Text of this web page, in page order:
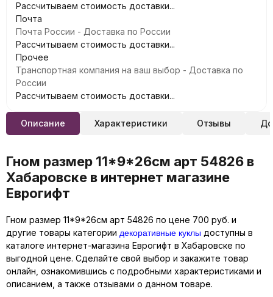
Рассчитываем стоимость доставки...
Почта
Почта России - Доставка по России
Рассчитываем стоимость доставки...
Прочее
Транспортная компания на ваш выбор - Доставка по
России
Рассчитываем стоимость доставки...
Описание Характеристики Отзывы
Гном размер 11*9*26см арт 54826 в
Хабаровске в интернет магазине
Еврогифт
Гном размер 11*9*26см арт 54826 по цене 700 руб. и
другие товары категории декоративные куклы доступны в
каталоге интернет-магазина Еврогифт в Хабаровске по
выгодной цене. Сделайте свой выбор и закажите товар
онлайн, ознакомившись с подробными характеристиками и
описанием, а также отзывами о данном товаре.